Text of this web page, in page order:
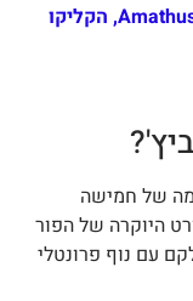
להזמנת מקום ב-Amathus Beach Hotel Limassol, הקליקו
חמישה
של הפור
נוף פרונטלי